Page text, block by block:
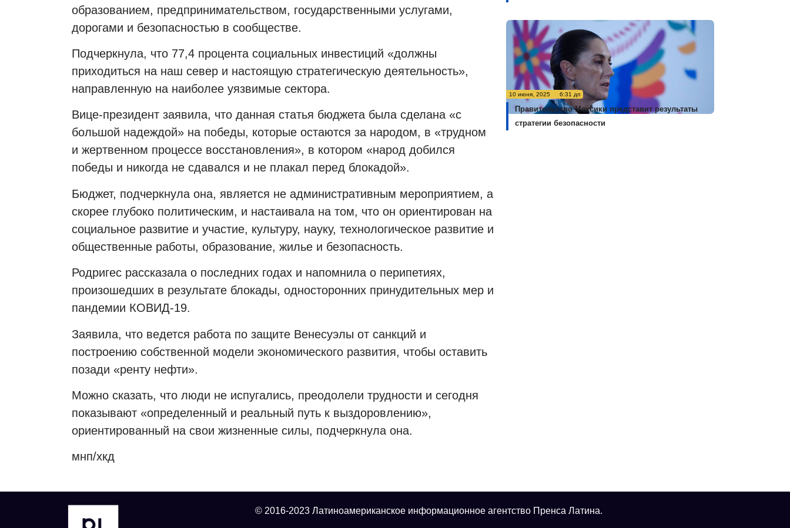
образованием, предпринимательством, государственными услугами,
дорогами и безопасностью в сообществе.
Подчеркнула, что 77,4 процента социальных инвестиций «должны
приходиться на наш север и настоящую стратегическую деятельность»,
направленную на наиболее уязвимые сектора.
Вице-президент заявила, что данная статья бюджета была сделана «с
большой надеждой» на победы, которые остаются за народом, в «трудном
и жертвенном процессе восстановления», в котором «народ добился
победы и никогда не сдавался и не плакал перед блокадой».
Бюджет, подчеркнула она, является не административным мероприятием, а
скорее глубоко политическим, и настаивала на том, что он ориентирован на
социальное развитие и участие, культуру, науку, технологическое развитие и
общественные работы, образование, жилье и безопасность.
Родригес рассказала о последних годах и напомнила о перипетиях,
произошедших в результате блокады, односторонних принудительных мер и
пандемии КОВИД-19.
Заявила, что ведется работа по защите Венесуэлы от санкций и
построению собственной модели экономического развития, чтобы оставить
позади «ренту нефти».
Можно сказать, что люди не испугались, преодолели трудности и сегодня
показывают «определенный и реальный путь к выздоровлению»,
ориентированный на свои жизненные силы, подчеркнула она.
мнп/хкд
10 июня, 2025 6:31 дп
Правительство Мексики представит результаты
стратегии безопасности
© 2016-2023 Латиноамериканское информационное агентство Пренса Латина.